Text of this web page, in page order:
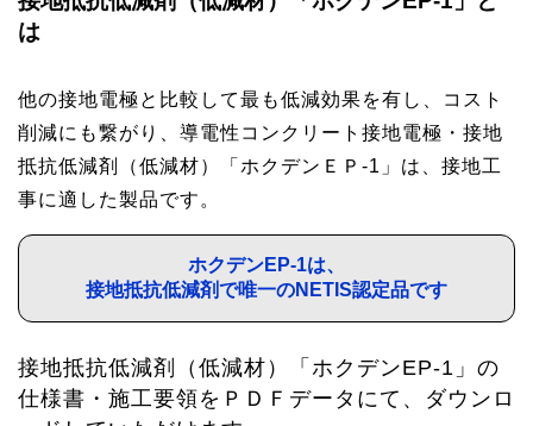
は
他の接地電極と比較して最も低減効果を有し、コスト
削減にも繋がり、導電性コンクリート接地電極・接地
抵抗低減剤（低減材）「ホクデンＥＰ-1」は、接地工
事に適した製品です。
ホクデンEP-1は、
接地抵抗低減剤で唯一のNETIS認定品です
接地抵抗低減剤（低減材）「ホクデンEP-1」の
仕様書・施工要領をＰＤＦデータにて、ダウンロ